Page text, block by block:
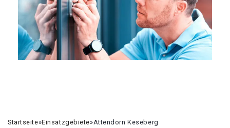
Startseite»Einsatzgebiete»Attendorn Keseberg